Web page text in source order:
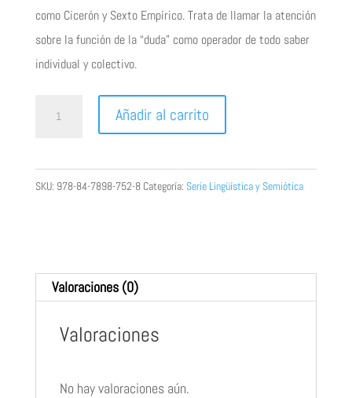
como Cicerón y Sexto Empírico. Trata de llamar la atención
sobre la función de la “duda” como operador de todo saber
individual y colectivo.
Añadir al carrito
SKU: 978-84-7898-752-8 Categoría: Serie Lingüística y Semiótica
Valoraciones (0)
Valoraciones
No hay valoraciones aún.